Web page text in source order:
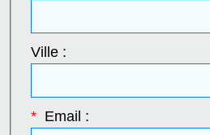
Ville :
*Email :